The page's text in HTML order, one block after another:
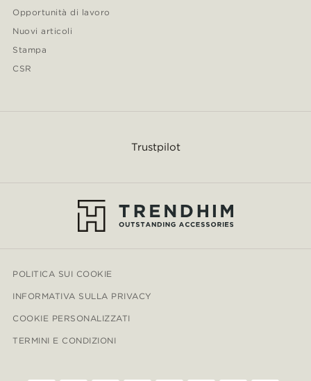
Opportunità di lavoro
Nuovi articoli
Stampa
CSR
Trustpilot
POLITICA SUI COOKIE
INFORMATIVA SULLA PRIVACY
COOKIE PERSONALIZZATI
TERMINI E CONDIZIONI